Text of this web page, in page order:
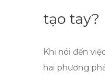
tạo tay?
Khi nói đến
hai phương